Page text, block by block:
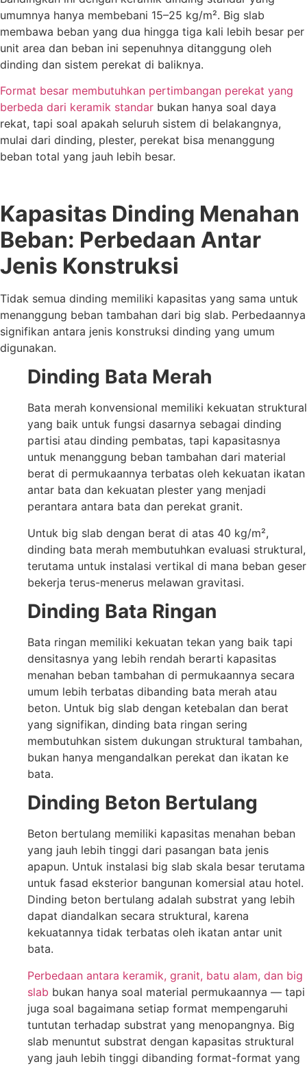
umumnya hanya membebani 15–25 kg/m². Big slab
membawa beban yang dua hingga tiga kali lebih besar per
unit area dan beban ini sepenuhnya ditanggung oleh
dinding dan sistem perekat di baliknya.
Format besar membutuhkan pertimbangan perekat yang
berbeda dari keramik standar bukan hanya soal daya
rekat, tapi soal apakah seluruh sistem di belakangnya,
mulai dari dinding, plester, perekat bisa menanggung
beban total yang jauh lebih besar.
Kapasitas Dinding Menahan
Beban: Perbedaan Antar
Jenis Konstruksi
Tidak semua dinding memiliki kapasitas yang sama untuk
menanggung beban tambahan dari big slab. Perbedaannya
signifikan antara jenis konstruksi dinding yang umum
digunakan.
Dinding Bata Merah
Bata merah konvensional memiliki kekuatan struktural
yang baik untuk fungsi dasarnya sebagai dinding
partisi atau dinding pembatas, tapi kapasitasnya
untuk menanggung beban tambahan dari material
berat di permukaannya terbatas oleh kekuatan ikatan
antar bata dan kekuatan plester yang menjadi
perantara antara bata dan perekat granit.
Untuk big slab dengan berat di atas 40 kg/m²,
dinding bata merah membutuhkan evaluasi struktural,
terutama untuk instalasi vertikal di mana beban geser
bekerja terus-menerus melawan gravitasi.
Dinding Bata Ringan
Bata ringan memiliki kekuatan tekan yang baik tapi
densitasnya yang lebih rendah berarti kapasitas
menahan beban tambahan di permukaannya secara
umum lebih terbatas dibanding bata merah atau
beton. Untuk big slab dengan ketebalan dan berat
yang signifikan, dinding bata ringan sering
membutuhkan sistem dukungan struktural tambahan,
bukan hanya mengandalkan perekat dan ikatan ke
bata.
Dinding Beton Bertulang
Beton bertulang memiliki kapasitas menahan beban
yang jauh lebih tinggi dari pasangan bata jenis
apapun. Untuk instalasi big slab skala besar terutama
untuk fasad eksterior bangunan komersial atau hotel.
Dinding beton bertulang adalah substrat yang lebih
dapat diandalkan secara struktural, karena
kekuatannya tidak terbatas oleh ikatan antar unit
bata.
Perbedaan antara keramik, granit, batu alam, dan big
slab bukan hanya soal material permukaannya — tapi
juga soal bagaimana setiap format mempengaruhi
tuntutan terhadap substrat yang menopangnya. Big
slab menuntut substrat dengan kapasitas struktural
yang jauh lebih tinggi dibanding format-format yang